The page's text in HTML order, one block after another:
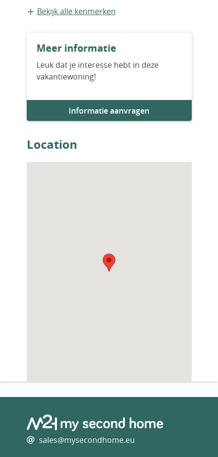
Geschakelde recreatiewoning
Bestaande bouw
Aantal slaapkamers
Aantal badkamers
Bekijk alle kenmerken
Meer informatie
Leuk dat je interesse hebt in deze
vakantiewoning!
Informatie aanvragen
Location
sales@mysecondhome.eu